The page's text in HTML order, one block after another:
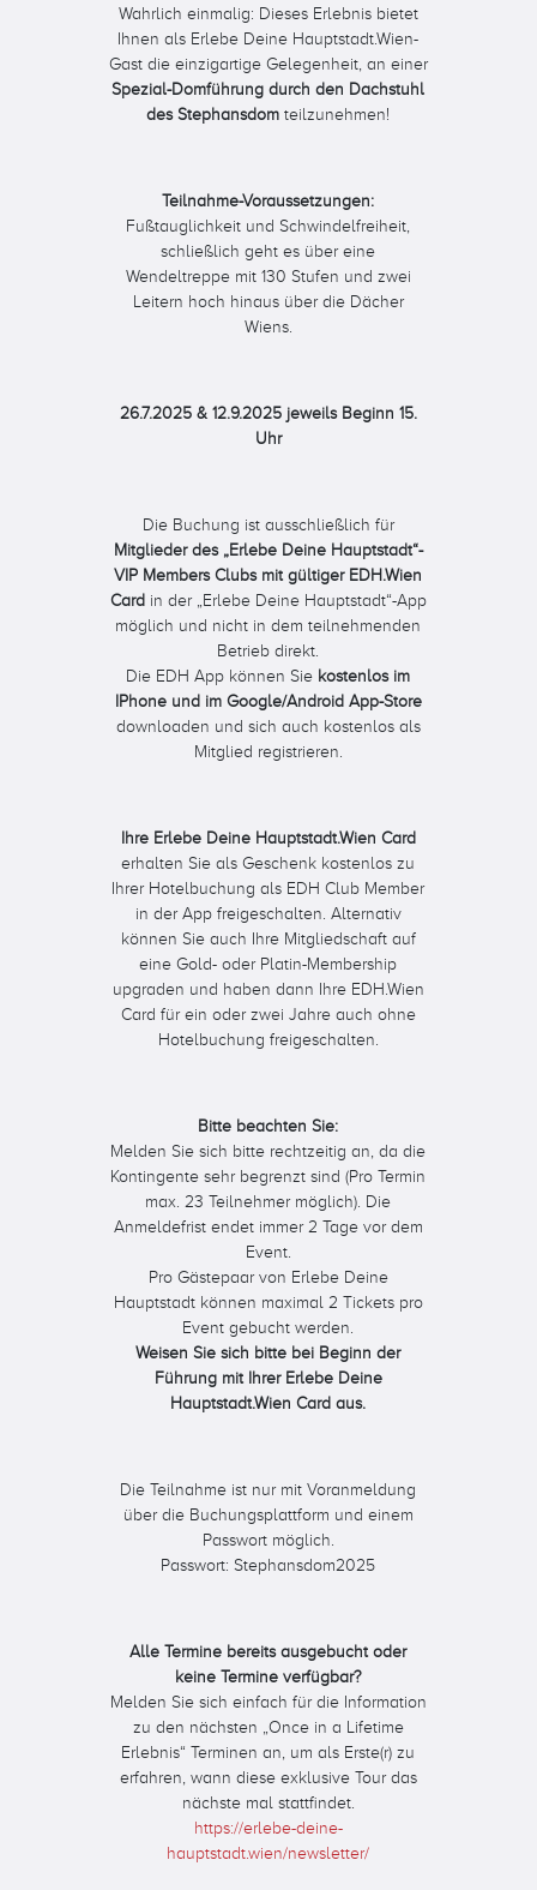
Wahrlich einmalig: Dieses Erlebnis bietet
Ihnen als Erlebe Deine Hauptstadt.Wien-
Gast die einzigartige Gelegenheit, an einer
Spezial-Domführung durch den Dachstuhl
des Stephansdom teilzunehmen!
Teilnahme-Voraussetzungen:
Fußtauglichkeit und Schwindelfreiheit,
schließlich geht es über eine
Wendeltreppe mit 130 Stufen und zwei
Leitern hoch hinaus über die Dächer
Wiens.
26.7.2025 & 12.9.2025 jeweils Beginn 15.
Uhr
Die Buchung ist ausschließlich für
Mitglieder des „Erlebe Deine Hauptstadt“-
VIP Members Clubs mit gültiger EDH.Wien
Cardin der „Erlebe Deine Hauptstadt“-App
möglich und nicht in dem teilnehmenden
Betrieb direkt.
Die EDH App können Sie kostenlos im
IPhone und im Google/Android App-Store
downloaden und sich auch kostenlos als
Mitglied registrieren.
Ihre Erlebe Deine Hauptstadt.Wien Card
erhalten Sie als Geschenk kostenlos zu
Ihrer Hotelbuchung als EDH Club Member
in der App freigeschalten. Alternativ
können Sie auch Ihre Mitgliedschaft auf
eine Gold- oder Platin-Membership
upgraden und haben dann Ihre EDH.Wien
Card für ein oder zwei Jahre auch ohne
Hotelbuchung freigeschalten.
Bitte beachten Sie:
Melden Sie sich bitte rechtzeitig an, da die
Kontingente sehr begrenzt sind (Pro Termin
max. 23 Teilnehmer möglich). Die
Anmeldefrist endet immer 2 Tage vor dem
Event.
Pro Gästepaar von Erlebe Deine
Hauptstadt können maximal 2 Tickets pro
Event gebucht werden.
Weisen Sie sich bitte bei Beginn der
Führung mit Ihrer Erlebe Deine
Hauptstadt.Wien Card aus.
Die Teilnahme ist nur mit Voranmeldung
über die Buchungsplattform und einem
Passwort möglich.
Passwort: Stephansdom2025
Alle Termine bereits ausgebucht oder
keine Termine verfügbar?
Melden Sie sich einfach für die Information
zu den nächsten „Once in a Lifetime
Erlebnis“ Terminen an, um als Erste(r) zu
erfahren, wann diese exklusive Tour das
nächste mal stattfindet.
https://erlebe-deine-
hauptstadt.wien/newsletter/